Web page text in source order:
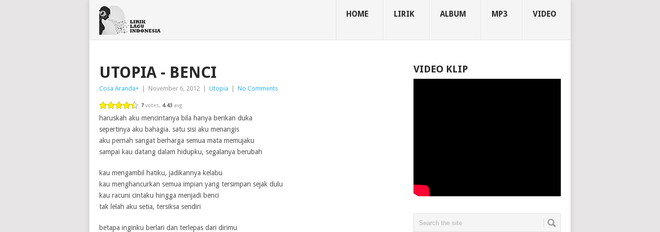
HOME LIRIK ALBUM MP3 VIDEO
UTOPIA - BENCI
Cosa Aranda+ November 6, 2012 Utopia No Comments
7 votes, 4.43 avg
haruskah aku mencintanya bila hanya berikan duka
sepertinya aku bahagia. satu sisi aku menangis
aku pernah sangat berharga semua mata memujaku
sampai kau datang dalam hidupku, segalanya berubah
kau mengambil hatiku, jadikannya kelabu
kau menghancurkan semua impian yang tersimpan sejak dulu
kau racuni cintaku hingga menjadi benci
tak lelah aku setia, tersiksa sendiri
betapa inginku berlari dan terlepas dari dirimu
VIDEO KLIP